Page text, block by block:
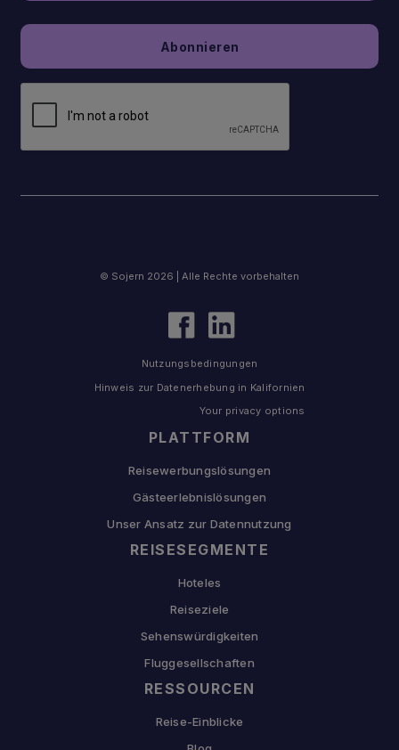
PLATTFORM
Reisewerbungslösungen
Gästeerlebnislösungen
Unser Ansatz zur Datennutzung
REISESEGMENTE
Hoteles
Reiseziele
Sehenswürdigkeiten
Fluggesellschaften
RESSOURCEN
Reise-Einblicke
© Sojern 2026 | Alle Rechte vorbehalten
Nutzungsbedingungen
Hinweis zur Datenerhebung in Kalifornien
Your privacy options